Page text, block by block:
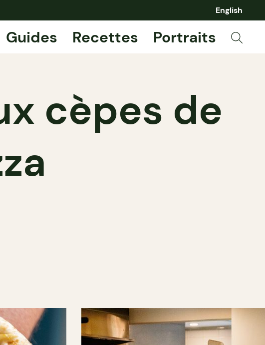
English
Guides Recettes Portraits
cèpes de